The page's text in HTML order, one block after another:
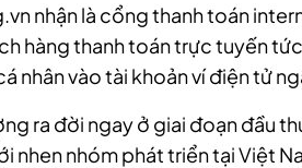
nhận là cổng thanh toán
hàng thanh toán trực tuyến
nhân vào tài khoản ví điện tử
ra đời ngay ở giai đoạn đầu
nhen nhóm phát triển tại Việt